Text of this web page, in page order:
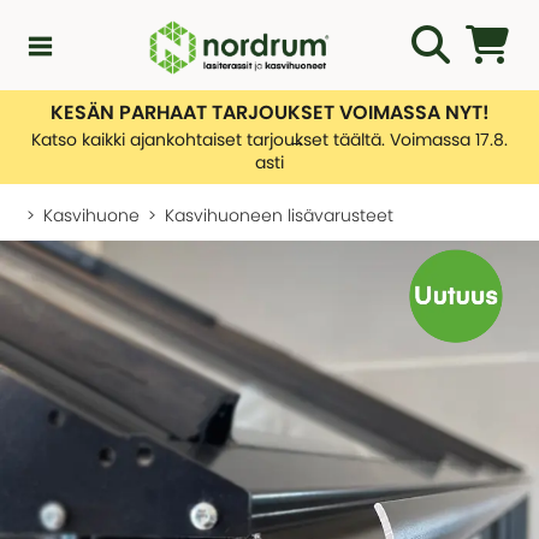
Kampanjat
KATEGORIAT
Yleiskatsaus - Uutuuksia
Rakentamislupa
Asiakaspalvelu
KATEGORIAT
Yleiskatsaus - Asiakaspalvelu
Ota yhteyttä
Tietoa toimituksistamme
Palautusten hallinnointi
Lasiterassiopas
Lasiterassit
KATEGORIAT
KESÄN PARHAAT TARJOUKSET VOIMASSA NYT!
Katso kaikki ajankohtaiset tarjoukset täältä. Voimassa 17.8.
asti
Kasvihuone Kasvihuoneen lisävarusteet